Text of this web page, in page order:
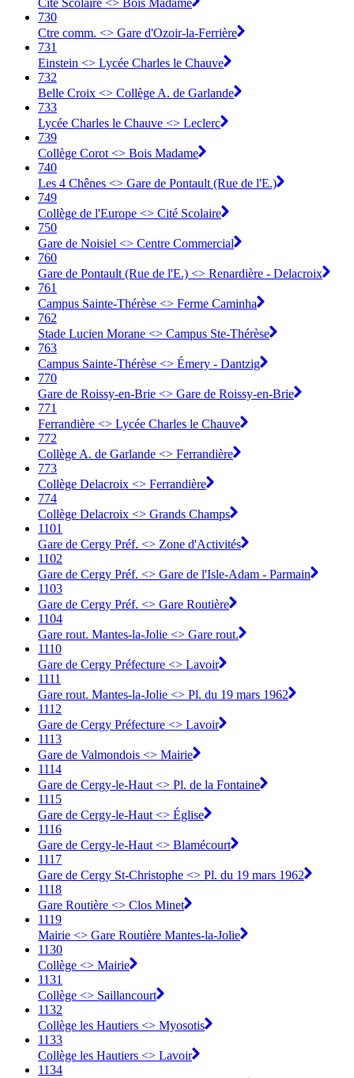
Cité Scolaire <> Bois Madame
730
Ctre comm. <> Gare d'Ozoir-la-Ferrière
731
Einstein <> Lycée Charles le Chauve
732
Belle Croix <> Collège A. de Garlande
733
Lycée Charles le Chauve <> Leclerc
739
Collège Corot <> Bois Madame
740
Les 4 Chênes <> Gare de Pontault (Rue de l'E.)
749
Collège de l'Europe <> Cité Scolaire
750
Gare de Noisiel <> Centre Commercial
760
Gare de Pontault (Rue de l'E.) <> Renardière - Delacroix
761
Campus Sainte-Thérèse <> Ferme Caminha
762
Stade Lucien Morane <> Campus Ste-Thérèse
763
Campus Sainte-Thérèse <> Émery - Dantzig
770
Gare de Roissy-en-Brie <> Gare de Roissy-en-Brie
771
Ferrandière <> Lycée Charles le Chauve
772
Collège A. de Garlande <> Ferrandière
773
Collège Delacroix <> Ferrandière
774
Collège Delacroix <> Grands Champs
1101
Gare de Cergy Préf. <> Zone d'Activités
1102
Gare de Cergy Préf. <> Gare de l'Isle-Adam - Parmain
1103
Gare de Cergy Préf. <> Gare Routière
1104
Gare rout. Mantes-la-Jolie <> Gare rout.
1110
Gare de Cergy Préfecture <> Lavoir
1111
Gare rout. Mantes-la-Jolie <> Pl. du 19 mars 1962
1112
Gare de Cergy Préfecture <> Lavoir
1113
Gare de Valmondois <> Mairie
1114
Gare de Cergy-le-Haut <> Pl. de la Fontaine
1115
Gare de Cergy-le-Haut <> Église
1116
Gare de Cergy-le-Haut <> Blamécourt
1117
Gare de Cergy St-Christophe <> Pl. du 19 mars 1962
1118
Gare Routière <> Clos Minet
1119
Mairie <> Gare Routière Mantes-la-Jolie
1130
Collège <> Mairie
1131
Collège <> Saillancourt
1132
Collège les Hautiers <> Myosotis
1133
Collège les Hautiers <> Lavoir
1134